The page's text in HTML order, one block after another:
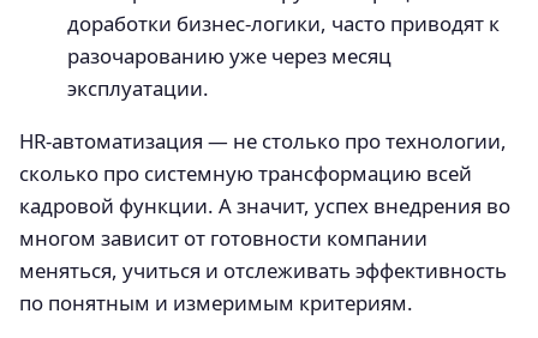
доработки бизнес-логики, часто приводят к
разочарованию уже через месяц
эксплуатации.
HR-автоматизация — не столько про технологии,
сколько про системную трансформацию всей
кадровой функции. А значит, успех внедрения во
многом зависит от готовности компании
меняться, учиться и отслеживать эффективность
по понятным и измеримым критериям.